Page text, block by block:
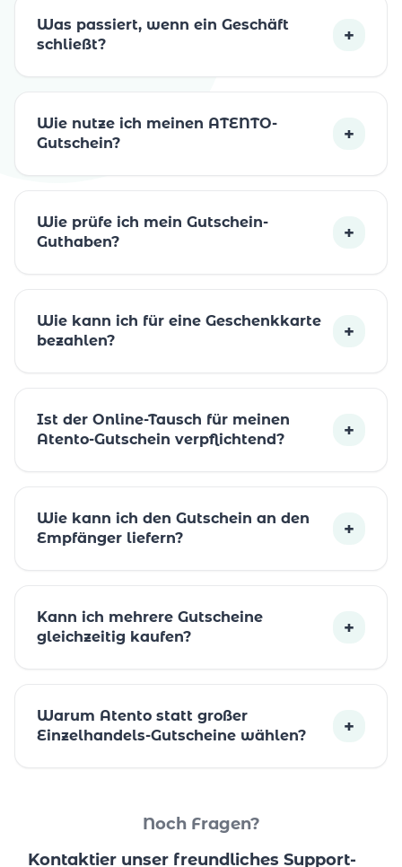
Was passiert, wenn ein Geschäft
schließt?
+
Wie nutze ich meinen ATENTO-
Gutschein?
+
Wie prüfe ich mein Gutschein-
Guthaben?
+
Wie kann ich für eine Geschenkkarte
bezahlen?
+
Ist der Online-Tausch für meinen
Atento-Gutschein verpflichtend?
+
Wie kann ich den Gutschein an den
Empfänger liefern?
+
Kann ich mehrere Gutscheine
gleichzeitig kaufen?
+
Warum Atento statt großer
Einzelhandels-Gutscheine wählen?
+
Noch Fragen?
Kontaktier unser freundliches Support-